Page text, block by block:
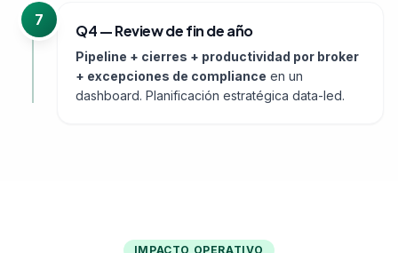
7
Q4 — Review de fin de año
Pipeline + cierres + productividad por broker
+ excepciones de compliance en un
dashboard. Planificación estratégica data-led.
IMPACTO OPERATIVO